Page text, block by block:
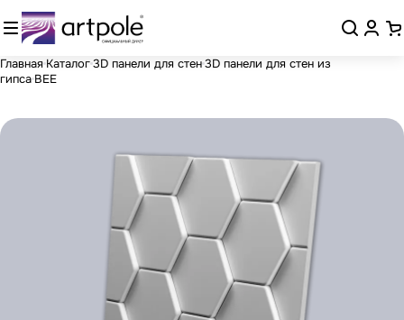
Главная Каталог3D панели для стен3D панели для стен из
гипса BEE